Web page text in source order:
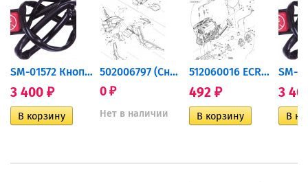
SM-01572 Кнопка выключения...
3 400 ₽
502006797 (Снято с...
0 ₽
Нет в наличии
512060016 ECROU...
492 ₽ 3